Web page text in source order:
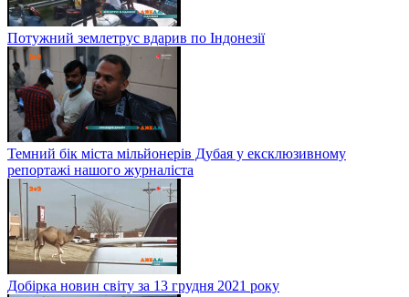
Потужний землетрус вдарив по Індонезії
Темний бік міста мільйонерів Дубая у ексклюзивному
репортажі нашого журналіста
Добірка новин світу за 13 грудня 2021 року